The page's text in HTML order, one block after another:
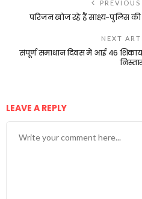
परिजन खोज रहे हैं साक्ष्य-पुलिस की
NEXT
संपूर्ण समाधान दिवस में आई 46
LEAVE A REPLY